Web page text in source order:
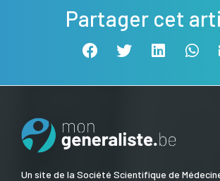
Partager cet
Un site de la Société Scientifique de